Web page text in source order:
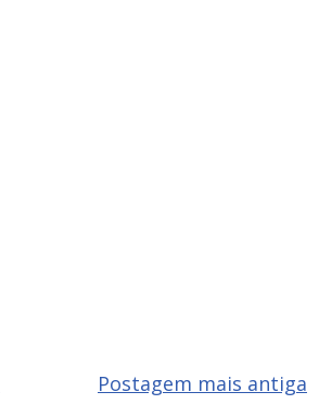
Postagem mais antiga